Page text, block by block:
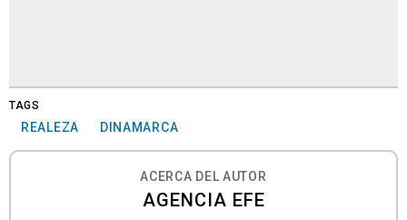
TAGS
REALEZA DINAMARCA
ACERCA DEL AUTOR
AGENCIA EFE